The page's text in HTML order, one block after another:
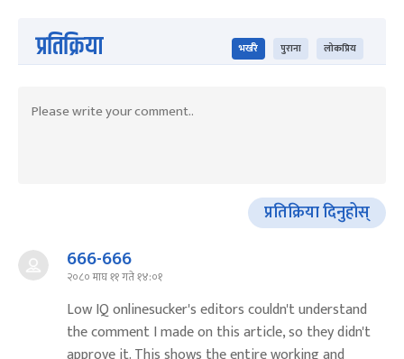
प्रतिक्रिया भर्खरै पुराना लोकप्रिय
प्रतिक्रिया दिनुहोस्
666-666
२०८० माघ ११ गते १४:०१
Low IQ onlinesucker's editors couldn't understand
the comment I made on this article, so they didn't